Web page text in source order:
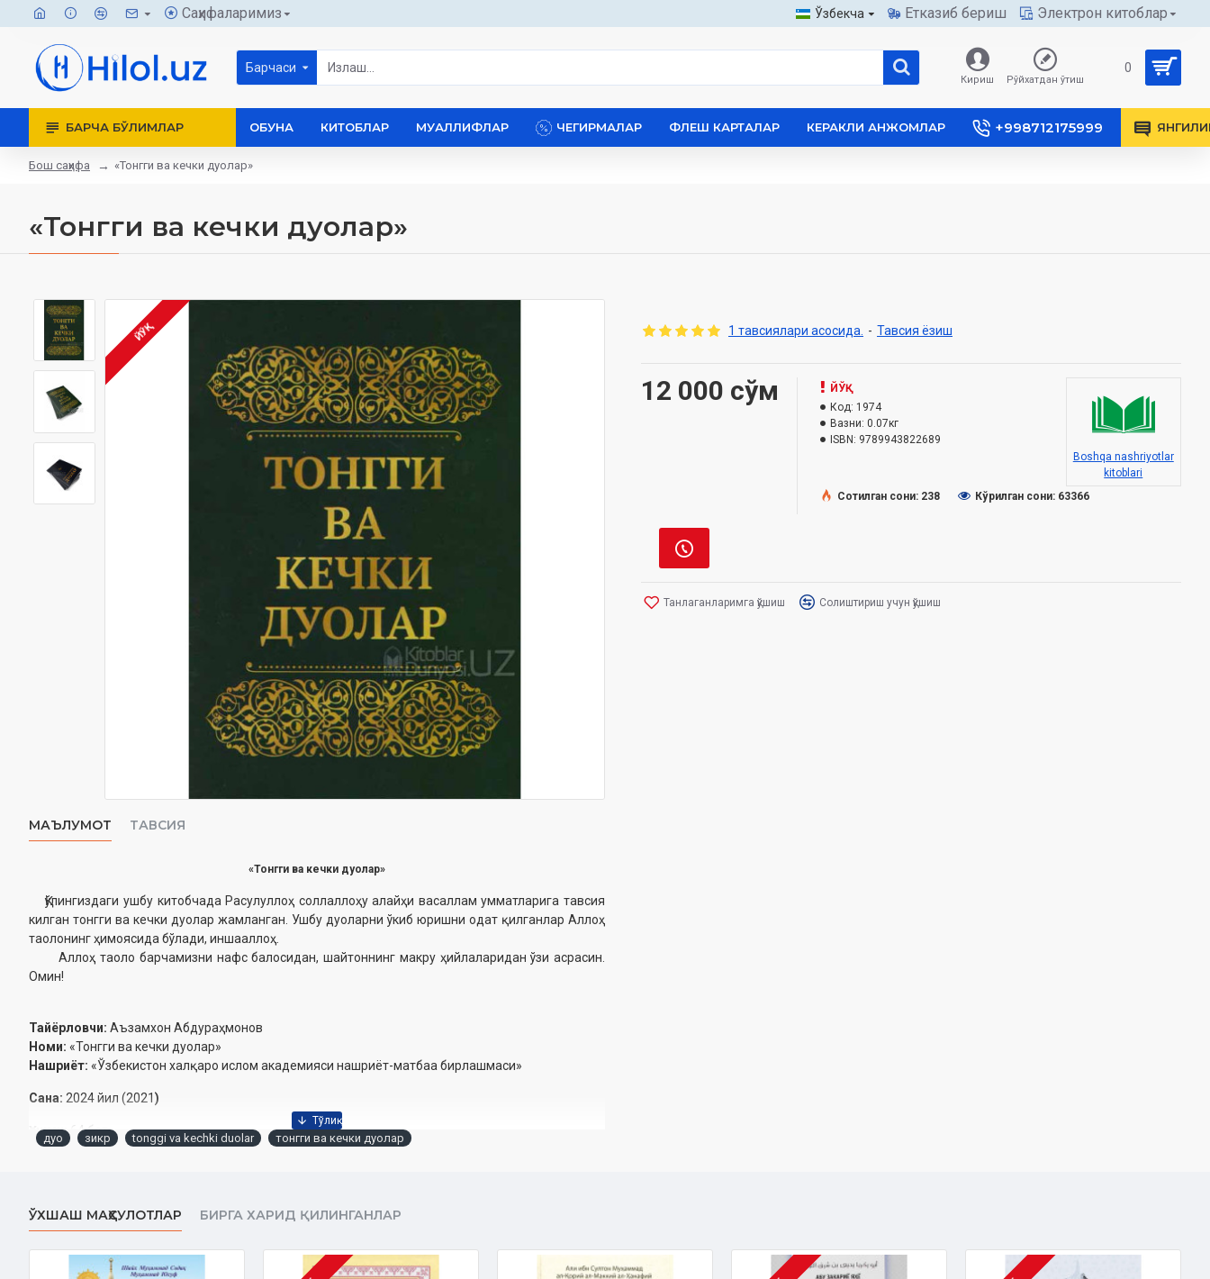
Саҳифаларимиз Ўзбекча Етказиб бериш Электрон китоблар
Барчаси
Кириш Рўйхатдан ўтиш
0
БАРЧА БЎЛИМЛАР ОБУНА КИТОБЛАР МУАЛЛИФЛАР ЧЕГИРМАЛАР ФЛЕШ КАРТАЛАР КЕРАКЛИ АНЖОМЛАР +998712175999
Бош саҳифа «Тонгги ва кечки дуолар»
«Тонгги ва кечки дуолар»
ЙЎҚ
МАЪЛУМОТ ТАВСИЯ
«Тонгги ва кечки дуолар»
Қўлингиздаги ушбу китобчада Расулуллоҳ соллаллоҳу алайҳи васаллам умматларига тавсия
килган тонгги ва кечки дуолар жамланган. Ушбу дуоларни ўкиб юришни одат қилганлар Аллоҳ
таолонинг ҳимоясида бўлади, иншааллоҳ.
Аллоҳ таоло барчамизни нафс балосидан, шайтоннинг макру ҳийлаларидан ўзи асрасин.
Омин!
Тайёрловчи: Аъзамхон Абдураҳмонов
Номи: «Тонгги ва кечки дуолар»
Нашриёт: «Ўзбекистон халқаро ислом академияси нашриёт-матбаа бирлашмаси»
Сана: 2024 йил (2021)
Ҳажми:64 бет
ISBN:978-9943-8226-8-9
Ўзбекистон Республикаси Дин ишлари бўйича қўмитанинг 2024 йил 24 октябрдаги 03-
1 тавсиялари асосида. - Тавсия ёзиш
12 000 сўм
ЙЎҚ
Код: 1974
Вазни: 0.07кг
ISBN: 9789943822689
Boshqa nashriyotlar
kitoblari
Сотилган сони: 238
Кўрилган сони: 63366
Танлаганларимга қўшиш Солиштириш учун қўшиш
дуо зикр tonggi va kechki duolar тонгги ва кечки дуолар
ЎХШАШ МАҲСУЛОТЛАР БИРГА ХАРИД ҚИЛИНГАНЛАР